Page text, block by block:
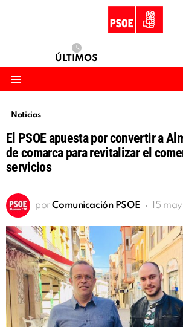
ÚLTIMOS
Noticias
El PSOE apuesta por convertir a
de comarca para revitalizar el
servicios
por Comunicación PSOE 15